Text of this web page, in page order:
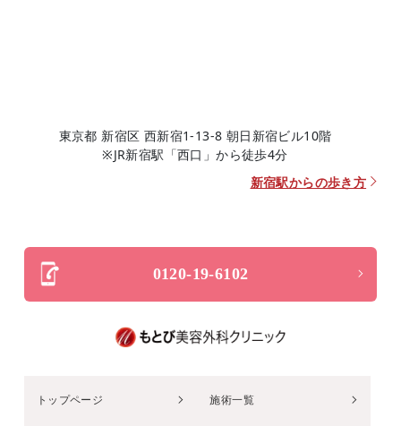
東京都 新宿区 西新宿1-13-8 朝日新宿ビル10階
※JR新宿駅「西口」から徒歩4分
新宿駅からの歩き方
0120-19-6102
トップページ 施術一覧